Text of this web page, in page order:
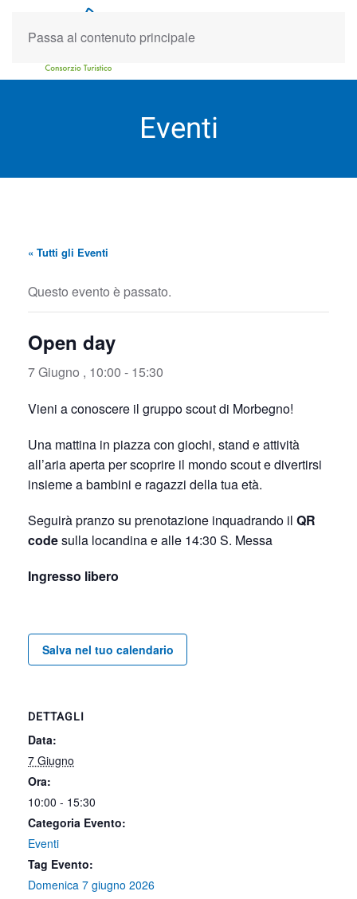
Passa al contenuto principale
Eventi
« Tutti gli Eventi
Questo evento è passato.
Open day
7 Giugno , 10:00 - 15:30
Vieni a conoscere il gruppo scout di Morbegno!
Una mattina in piazza con giochi, stand e attività
all’aria aperta per scoprire il mondo scout e divertirsi
insieme a bambini e ragazzi della tua età.
Seguirà pranzo su prenotazione inquadrando il QR
codesulla locandina e alle 14:30 S. Messa
Ingresso libero
Salva nel tuo calendario
DETTAGLI
Data:
7 Giugno
Ora:
10:00 - 15:30
Categoria Evento:
Eventi
Tag Evento:
Domenica 7 giugno 2026